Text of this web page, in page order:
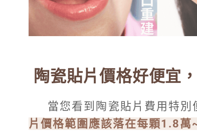
陶瓷貼片價格好便宜
當您看到陶瓷貼片費用特別
片價格範圍應該落在每顆1.8萬